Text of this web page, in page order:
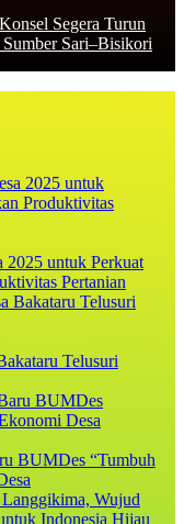
Segera Turun
Sari–Bisikori
2025 untuk Perkuat
Pertanian
Telusuri
BUMDes “Tumbuh